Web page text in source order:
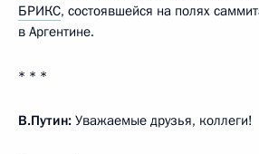
БРИКС, состоявшейся на полях
в Аргентине.
* * *
В.Путин: Уважаемые друзья, коллеги!